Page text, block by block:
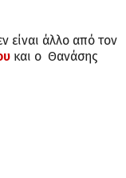
είναι άλλο από τον
και ο Θανάσης